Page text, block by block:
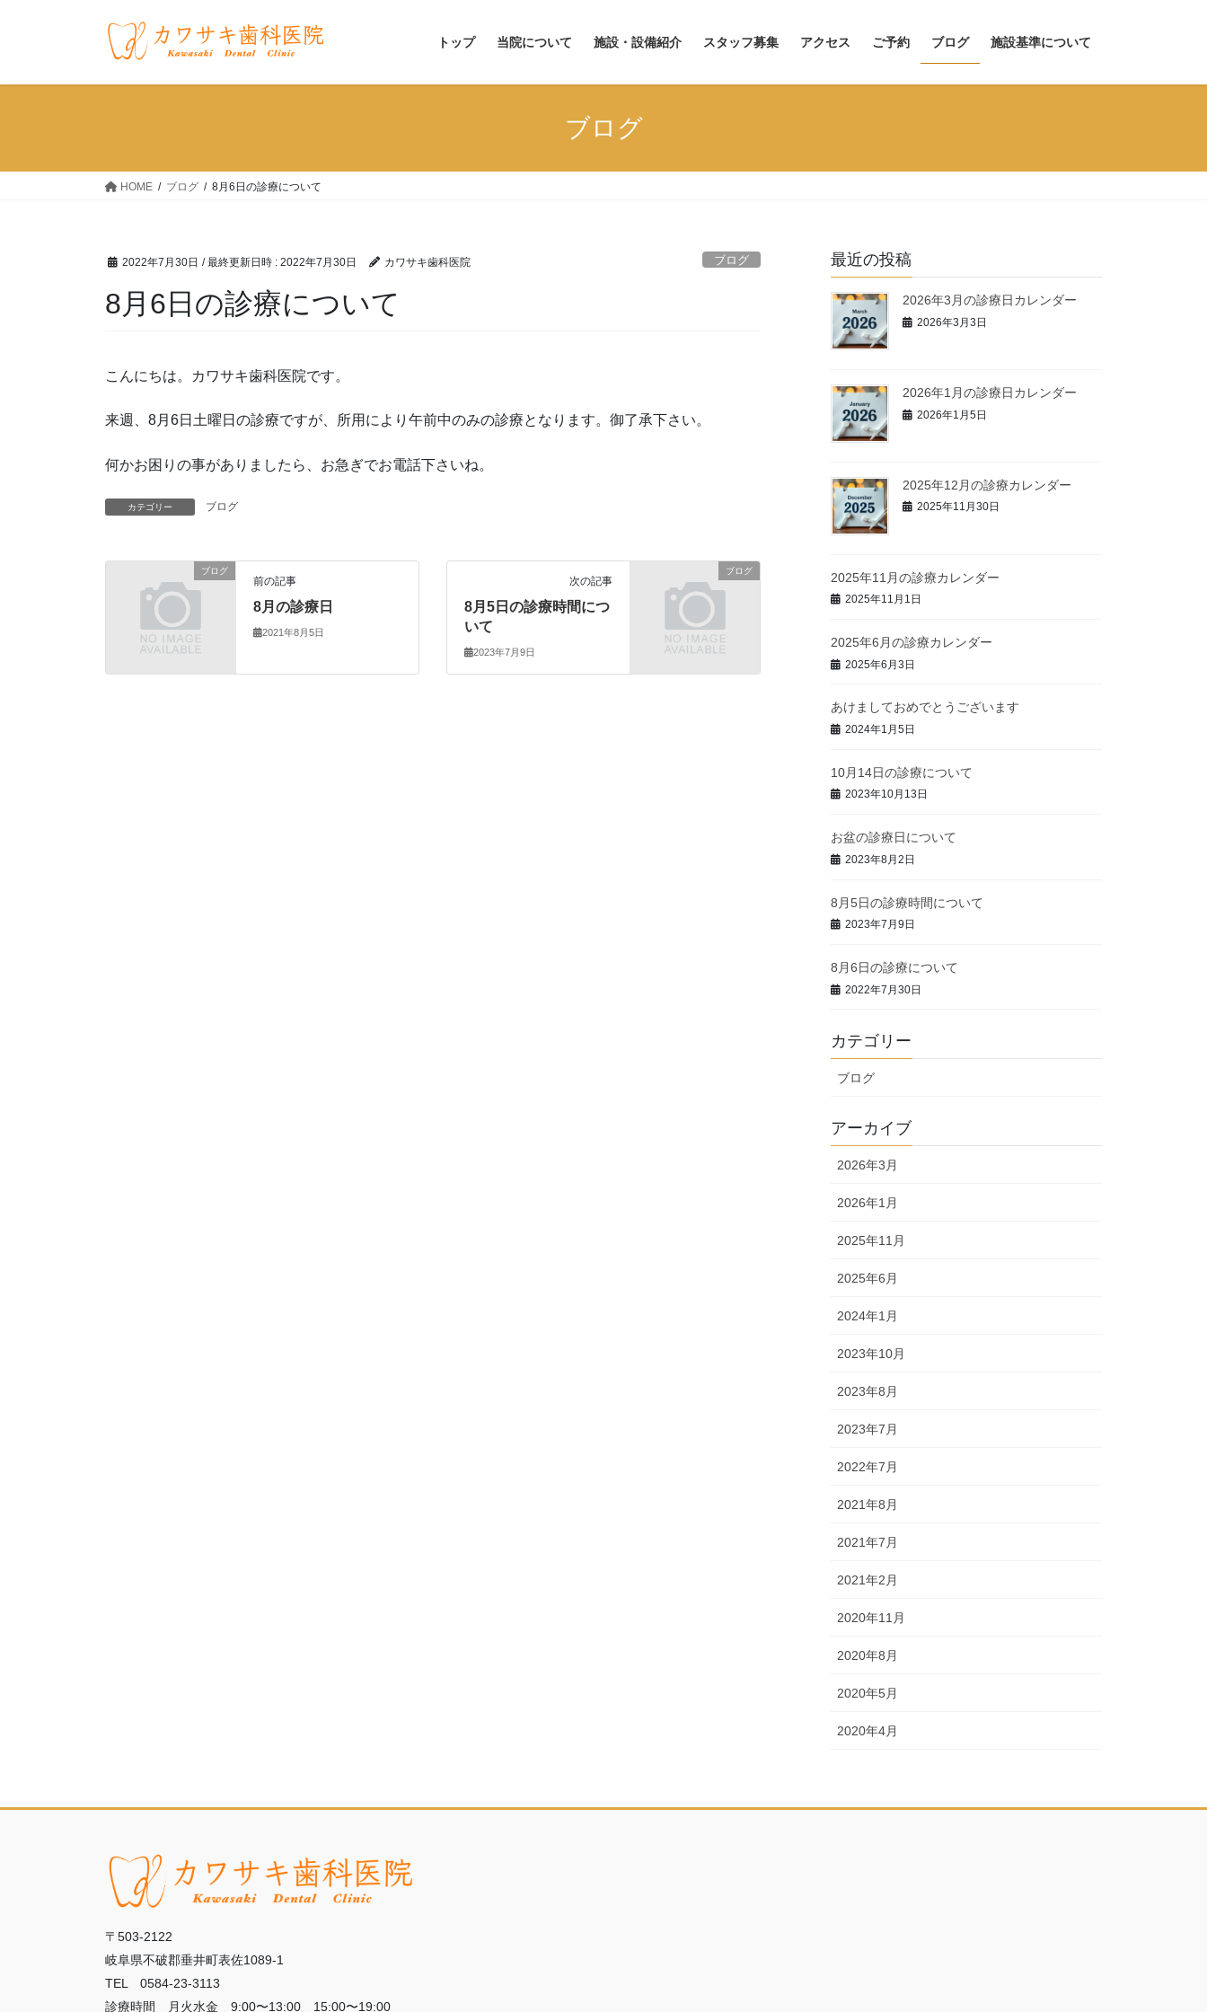
トップ 当院について 施設・設備紹介 スタッフ募集 アクセス ご予約 ブログ 施設基準について
ブログ
HOME ブログ 8月6日の診療について
2022年7月30日 / 最終更新日時 : 2022年7月30日 カワサキ歯科医院 ブログ
8月6日の診療について
こんにちは。カワサキ歯科医院です。
来週、8月6日土曜日の診療ですが、所用により午前中のみの診療となります。御了承下さい。
何かお困りの事がありましたら、お急ぎでお電話下さいね。
カテゴリー ブログ
ブログ
前の記事
8月の診療日
2021年8月5日
ブログ
次の記事
8月5日の診療時間につ
いて
2023年7月9日
最近の投稿
2026年3月の診療日カレンダー
2026年3月3日
2026年1月の診療日カレンダー
2026年1月5日
2025年12月の診療カレンダー
2025年11月30日
2025年11月の診療カレンダー
2025年11月1日
2025年6月の診療カレンダー
2025年6月3日
あけましておめでとうございます
2024年1月5日
10月14日の診療について
2023年10月13日
お盆の診療日について
2023年8月2日
8月5日の診療時間について
2023年7月9日
8月6日の診療について
2022年7月30日
カテゴリー
ブログ
アーカイブ
2026年3月
2026年1月
2025年11月
2025年6月
2024年1月
2023年10月
2023年8月
2023年7月
2022年7月
2021年8月
2021年7月
2021年2月
2020年11月
2020年8月
2020年5月
2020年4月
〒503-2122
岐阜県不破郡垂井町表佐1089-1
TEL 0584-23-3113
診療時間 月火水金 9:00〜13:00 15:00〜19:00